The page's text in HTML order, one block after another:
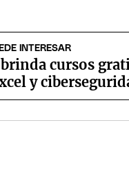
INTERESAR
brinda cursos
y